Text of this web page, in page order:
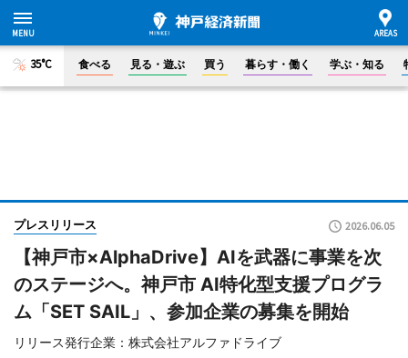
35°C 食べる 見る・遊ぶ 買う 暮らす・働く 学ぶ・知る
プレスリリース 2026.06.05
【神戸市×AlphaDrive】AIを武器に事業を次
のステージへ。神戸市 AI特化型支援プログラ
ム「SET SAIL」、参加企業の募集を開始
リリース発行企業：株式会社アルファドライブ